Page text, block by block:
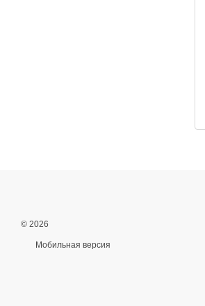
© 2026
Мобильная версия